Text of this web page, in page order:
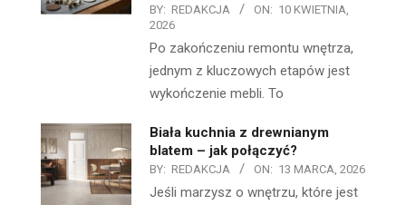
BY: REDAKCJA ON: 10 KWIETNIA,
2026
Po zakończeniu remontu wnętrza,
jednym z kluczowych etapów jest
wykończenie mebli. To
Biała kuchnia z drewnianym
blatem – jak połączyć?
BY: REDAKCJA ON: 13 MARCA, 2026
Jeśli marzysz o wnętrzu, które jest